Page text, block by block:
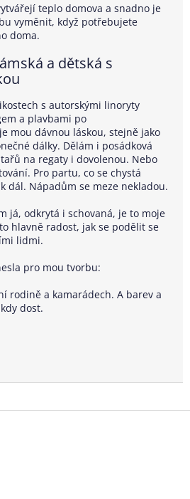
teplo domova a snadno je
vyměnit, když potřebujete
doma.
a dětská s
s autorskými linoryty
a plavbami po
mou dávnou láskou, stejně jako
dálky. Dělám i posádková
na regaty i dovolenou. Nebo
Pro partu, co se chystá
dál. Nápadům se meze nekladou.
já, odkrytá i schovaná, je to moje
hlavně radost, jak se podělit se
lidmi.
pro mou tvorbu:
rodině a kamarádech. A barev a
dost.